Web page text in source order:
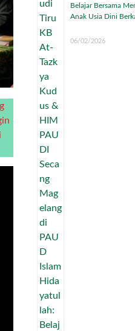
Belajar Bersama
Anak Usia Dini
06/02/2026